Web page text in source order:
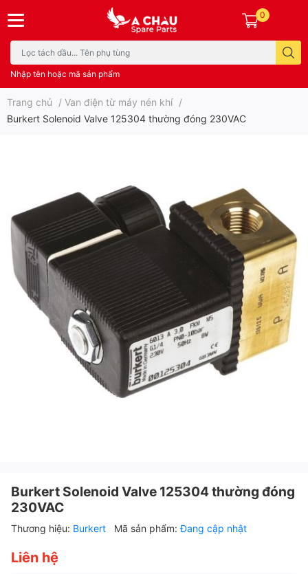
Nhập tên hoặc mã sản phẩm
0
Trang chủ / Van điện từ máy nén khí /
Burkert Solenoid Valve 125304 thường đóng 230VAC
Burkert Solenoid Valve 125304 thường đóng
230VAC
Thương hiệu: Burkert Mã sản phẩm:Đang cập nhật
Liên hệ